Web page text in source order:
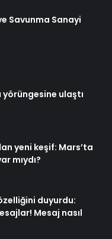
Savunma Sanayi
yörüngesine ulaştı
yeni keşif: Mars’ta
mıydı?
duyurdu:
Mesaj nasıl